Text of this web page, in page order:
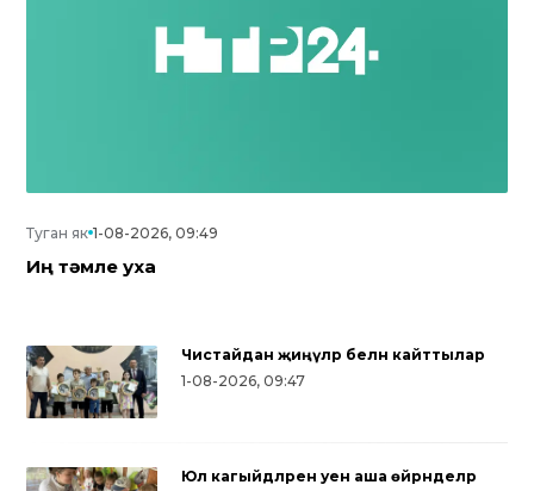
Туган як 1-08-2026, 09:49
Иң тәмле уха
Чистайдан җиңүләр белән кайттылар
1-08-2026, 09:47
Юл кагыйдәләрен уен аша өйрәнделәр